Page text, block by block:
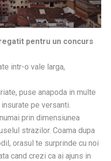
pentru un concurs
intr-o vale larga,
puse anapoda in multe
pe versanti.
prin dimensiunea
strazilor. Coama dupa
orasul te surprinde cu noi
cand crezi ca ai ajuns in